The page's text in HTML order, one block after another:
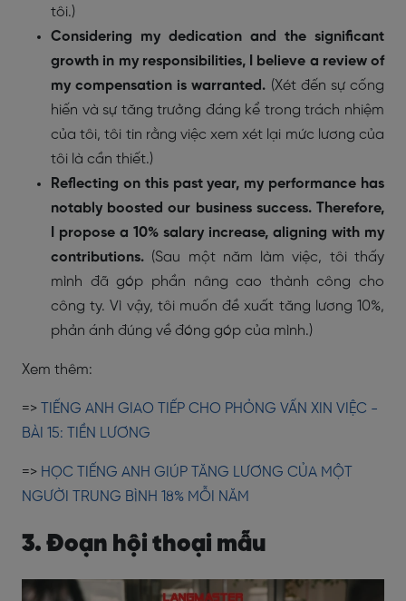
tôi.)
Considering my dedication and the significant
growth in my responsibilities, I believe a review of
my compensation is warranted. (Xét đến sự cống
hiến và sự tăng trưởng đáng kể trong trách nhiệm
của tôi, tôi tin rằng việc xem xét lại mức lương của
tôi là cần thiết.)
Reflecting on this past year, my performance has
notably boosted our business success. Therefore,
I propose a 10% salary increase, aligning with my
contributions. (Sau một năm làm việc, tôi thấy
mình đã góp phần nâng cao thành công cho
công ty. Vì vậy, tôi muốn đề xuất tăng lương 10%,
phản ánh đúng về đóng góp của mình.)
Xem thêm:
=>
TIẾNG ANH GIAO TIẾP CHO PHỎNG VẤN XIN VIỆC -
BÀI 15: TIỀN LƯƠNG
=> HỌC TIẾNG ANH GIÚP TĂNG LƯƠNG CỦA MỘT
NGƯỜI TRUNG BÌNH 18% MỖI NĂM
3. Đoạn hội thoại mẫu